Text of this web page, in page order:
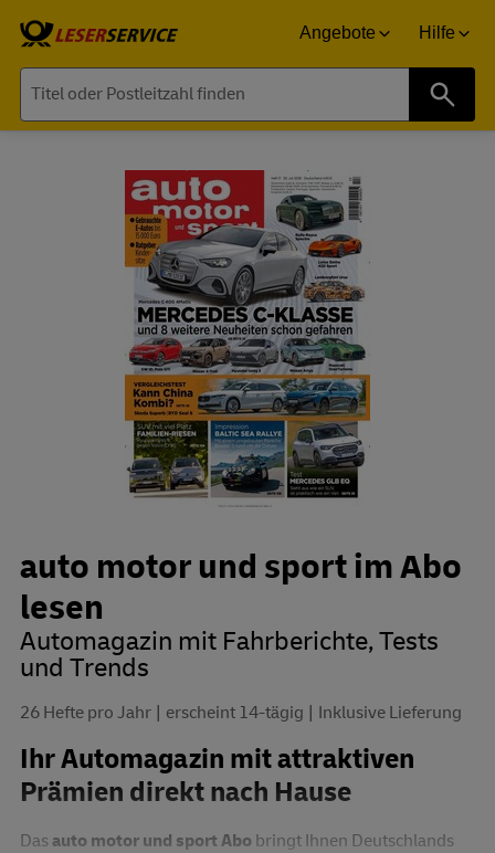
Angebote Hilfe
auto motor und sport im Abo
lesen
Automagazin mit Fahrberichte, Tests
und Trends
26 Hefte pro Jahr erscheint 14-tägig Inklusive Lieferung
Ihr Automagazin mit attraktiven
Prämien direkt nach Hause
Das auto motor und sport Abo bringt Ihnen Deutschlands